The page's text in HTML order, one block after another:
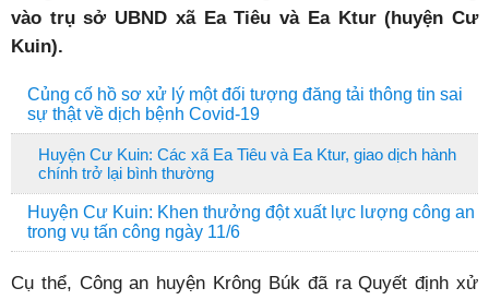
vào trụ sở UBND xã Ea Tiêu và Ea Ktur (huyện Cư
Kuin).
Củng cố hồ sơ xử lý một đối tượng đăng tải thông tin sai
sự thật về dịch bệnh Covid-19
Huyện Cư Kuin: Các xã Ea Tiêu và Ea Ktur, giao dịch hành
chính trở lại bình thường
Huyện Cư Kuin: Khen thưởng đột xuất lực lượng công an
trong vụ tấn công ngày 11/6
Cụ thể, Công an huyện Krông Búk đã ra Quyết định xử